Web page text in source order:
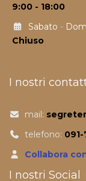
9:00 - 18:00
Sabato -
Chiuso
I nostri
mail:
telefono:
Collabora
I nostri Social